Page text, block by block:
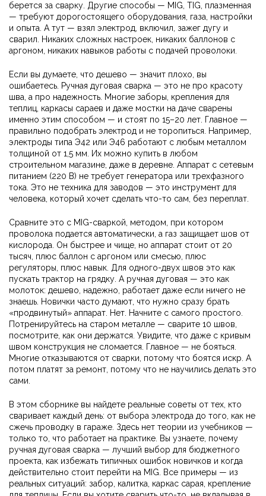
берется за сварку. Другие способы — MIG, TIG, плазменная
— требуют дорогостоящего оборудования, газа, настройки
и опыта. А тут — взял электрод, включил, зажег дугу и
сварил. Никаких сложных настроек, никаких баллонов с
аргоном, никаких навыков работы с подачей проволоки.
Если вы думаете, что дешево — значит плохо, вы
ошибаетесь. Ручная дуговая сварка — это не про красоту
шва, а про надежность. Многие заборы, крепления для
теплиц, каркасы сараев и даже мостки на даче сварены
именно этим способом — и стоят по 15–20 лет. Главное —
правильно подобрать электрод и не торопиться. Например,
электроды типа Э42 или Э46 работают с любым металлом
толщиной от 1,5 мм. Их можно купить в любом
строительном магазине, даже в деревне. Аппарат с сетевым
питанием (220 В) не требует генератора или трехфазного
тока. Это не техника для заводов — это инструмент для
человека, который хочет сделать что-то сам, без переплат.
Сравните это с MIG-сваркой методом, при котором
проволока подается автоматически, а газ защищает шов от
кислорода . Он быстрее и чище, но аппарат стоит от 20
тысяч, плюс баллон с аргоном или смесью, плюс
регуляторы, плюс навык. Для одного-двух швов это как
пускать трактор на грядку. А ручная дуговая — это как
молоток: дешево, надежно, работает даже если ничего не
знаешь. Новички часто думают, что нужно сразу брать
«продвинутый» аппарат. Нет. Начните с самого простого.
Потренируйтесь на старом металле — сварите 10 швов,
посмотрите, как они держатся. Увидите, что даже с кривым
швом конструкция не сломается. Главное — не бояться.
Многие отказываются от сварки, потому что боятся искр. А
потом платят за ремонт, потому что не научились делать это
сами.
В этом сборнике вы найдете реальные советы от тех, кто
сваривает каждый день: от выбора электрода до того, как не
сжечь проводку в гараже. Здесь нет теории из учебников —
только то, что работает на практике. Вы узнаете, почему
ручная дуговая сварка — лучший выбор для бюджетного
проекта, как избежать типичных ошибок новичков и когда
действительно стоит перейти на MIG. Все примеры — из
реальных ситуаций: забор, калитка, каркас сарая, крепление